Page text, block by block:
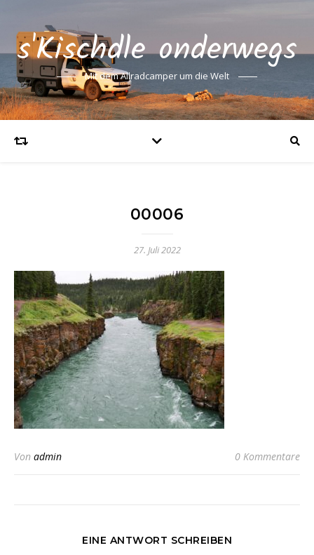
s'Kischdle onderwegs
Mit dem Allradcamper um die Welt
00006
27. Juli 2022
Von admin 0 Kommentare
EINE ANTWORT SCHREIBEN